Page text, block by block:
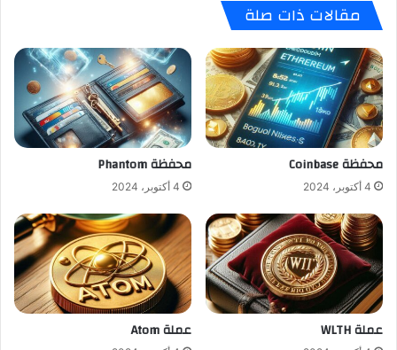
مقالات ذات صلة
محفظة Coinbase
4 أكتوبر، 2024
محفظة Phantom
4 أكتوبر، 2024
عملة WLTH عملة Atom